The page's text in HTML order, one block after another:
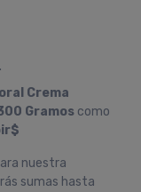
Crema
Gramos como
nuestra
sumas hasta